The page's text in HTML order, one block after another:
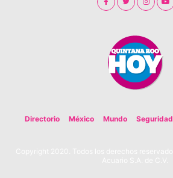
Directorio México Mundo Seguridad